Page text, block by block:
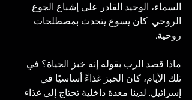
السماء، الوحيد القادر على إشباع الجوع
الروحي. كان يسوع يتحدث بمصطلحات
روحية.
ماذا قصد الرب بقوله إنه خبز الحياة؟ في
تلك الأيام، كان الخبز غذاءً أساسيًا في
إسرائيل. لدينا معدة داخلية تحتاج إلى غذاء